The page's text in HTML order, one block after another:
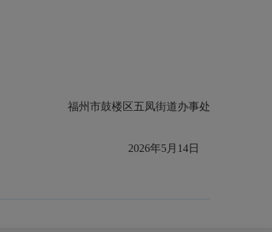
福州市鼓楼区五凤街道办事处
2026年5月14日